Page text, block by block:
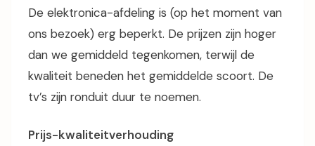
De elektronica-afdeling is (op het moment van
ons bezoek) erg beperkt. De prijzen zijn hoger
dan we gemiddeld tegenkomen, terwijl de
kwaliteit beneden het gemiddelde scoort. De
tv’s zijn ronduit duur te noemen.
Prijs-kwaliteitverhouding